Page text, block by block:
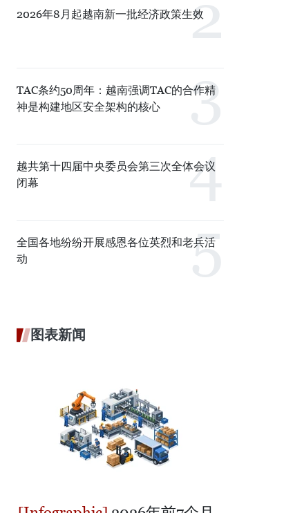
2026年8月起越南新一批经济政策生效
TAC条约50周年：越南强调TAC的合作精
神是构建地区安全架构的核心
越共第十四届中央委员会第三次全体会议
闭幕
全国各地纷纷开展感恩各位英烈和老兵活
动
图表新闻